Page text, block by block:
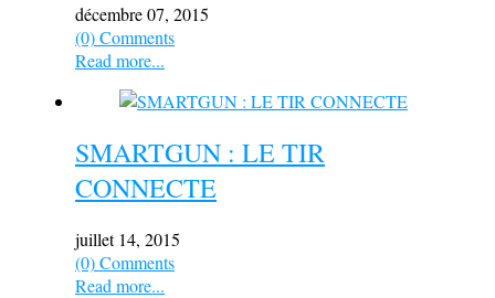
décembre 07, 2015
(0) Comments
Read more...
SMARTGUN : LE TIR
CONNECTE
juillet 14, 2015
(0) Comments
Read more...